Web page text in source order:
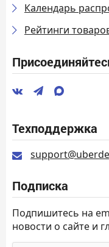
Календарь
Рейтинги
Техподдержка
Подписка
Подпишитесь на
новости о сайте и